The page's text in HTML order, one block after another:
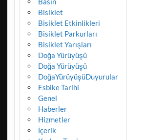
Bisiklet
Bisiklet Etkinlikleri
Bisiklet Parkurları
Bisiklet Yarışları
Doğa Yürüyüşü
Doğa Yürüyüşü
DoğaYürüyüşüDuyurular
Esbike Tarihi
Genel
Haberler
Hizmetler
İçerik